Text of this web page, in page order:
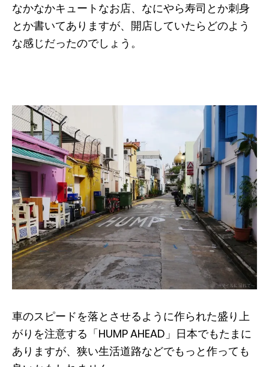
なかなかキュートなお店、なにやら寿司とか刺身
とか書いてありますが、開店していたらどのよう
な感じだったのでしょう。
車のスピードを落とさせるように作られた盛り上
がりを注意する「HUMP AHEAD」日本でもたまに
ありますが、狭い生活道路などでもっと作っても